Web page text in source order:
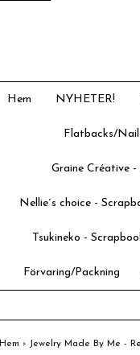
Hem NYHETER!
Flatbacks/
Graine Créative
Nellie´s choice -
Tsukineko -
Förvaring/Packning
Hem › Jewelry Made By Me -